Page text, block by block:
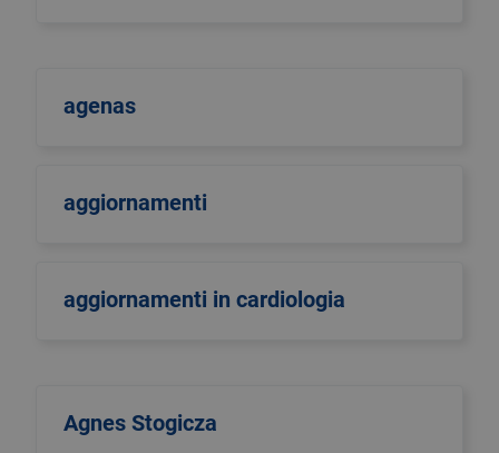
agenas
aggiornamenti
aggiornamenti in cardiologia
Agnes Stogicza